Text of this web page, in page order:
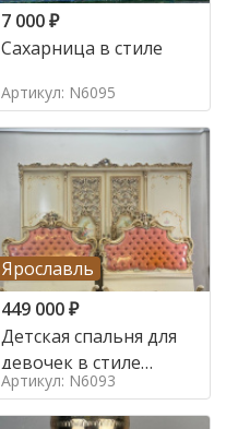
7 000₽
Сахарница в стиле
Артикул: N6095
Ярославль
449 000₽
Детская спальня для
девочек в стиле
итальянского барокко
в стиле
Артикул: N6093